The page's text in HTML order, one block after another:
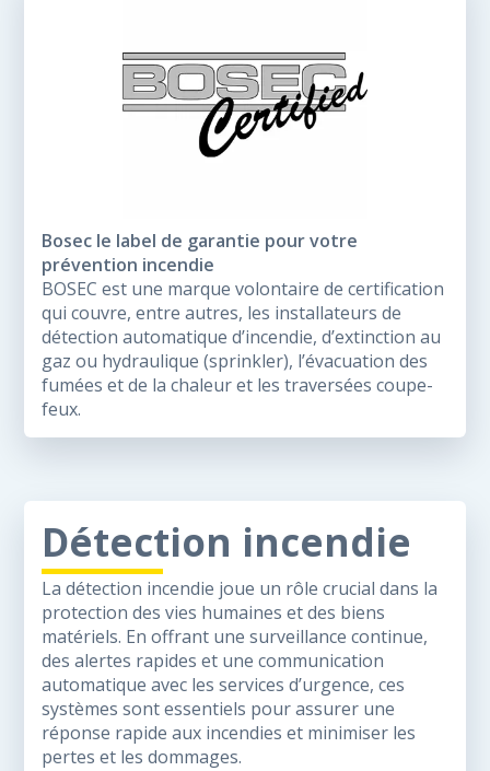
Bosec le label de garantie pour votre
prévention incendie
BOSEC est une marque volontaire de certification
qui couvre, entre autres, les installateurs de
détection automatique d’incendie, d’extinction au
gaz ou hydraulique (sprinkler), l’évacuation des
fumées et de la chaleur et les traversées coupe-
feux.
Détection incendie
La détection incendie joue un rôle crucial dans la
protection des vies humaines et des biens
matériels. En offrant une surveillance continue,
des alertes rapides et une communication
automatique avec les services d’urgence, ces
systèmes sont essentiels pour assurer une
réponse rapide aux incendies et minimiser les
pertes et les dommages.